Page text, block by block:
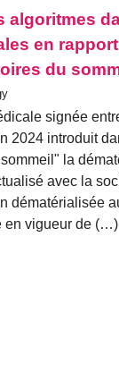
algoritmes
en
du
signée
2024 introduit
la
avec la
dématérialisée
en vigueur de (…)